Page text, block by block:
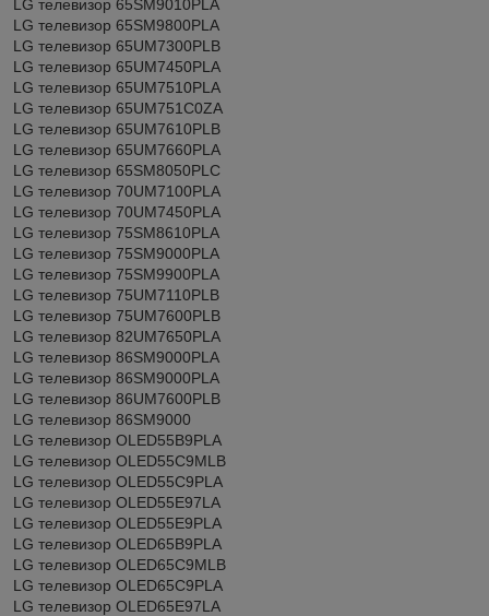
LG телевизор 65SM9010PLA
LG телевизор 65SM9800PLA
LG телевизор 65UM7300PLB
LG телевизор 65UM7450PLA
LG телевизор 65UM7510PLA
LG телевизор 65UM751C0ZA
LG телевизор 65UM7610PLB
LG телевизор 65UM7660PLA
LG телевизор 65SM8050PLC
LG телевизор 70UM7100PLA
LG телевизор 70UM7450PLA
LG телевизор 75SM8610PLA
LG телевизор 75SM9000PLA
LG телевизор 75SM9900PLA
LG телевизор 75UM7110PLB
LG телевизор 75UM7600PLB
LG телевизор 82UM7650PLA
LG телевизор 86SM9000PLA
LG телевизор 86SM9000PLA
LG телевизор 86UM7600PLB
LG телевизор 86SM9000
LG телевизор OLED55B9PLA
LG телевизор OLED55C9MLB
LG телевизор OLED55C9PLA
LG телевизор OLED55E97LA
LG телевизор OLED55E9PLA
LG телевизор OLED65B9PLA
LG телевизор OLED65C9MLB
LG телевизор OLED65C9PLA
LG телевизор OLED65E97LA